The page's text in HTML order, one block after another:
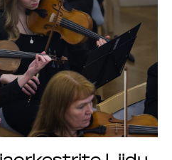
sünnipäeva
tantsib"
20.